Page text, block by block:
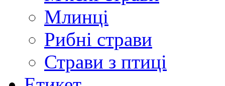
Млинці
Рибні страви
Страви з птиці